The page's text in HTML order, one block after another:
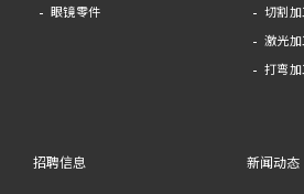
眼镜零件
切割加
激光加
打弯加
招聘信息 新闻动态